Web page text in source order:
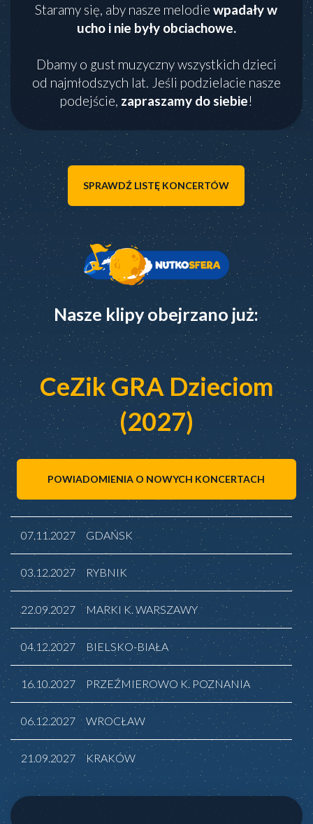
Staramy się, aby nasze melodiewpadały w
ucho i nie były obciachowe.
Dbamy o gust muzyczny wszystkich dzieci
od najmłodszych lat. Jeśli podzielacie nasze
podejście, zapraszamy do siebie!
SPRAWDŹ LISTĘ KONCERTÓW
Nasze klipy obejrzano już:
CeZik GRA Dzieciom
(2027)
POWIADOMIENIA O NOWYCH KONCERTACH
07.11.2027 GDAŃSK
03.12.2027 RYBNIK
22.09.2027 MARKI K. WARSZAWY
04.12.2027 BIELSKO-BIAŁA
16.10.2027 PRZEŹMIEROWO K. POZNANIA
06.12.2027 WROCŁAW
21.09.2027 KRAKÓW
17.09.2027 WARSZAWA